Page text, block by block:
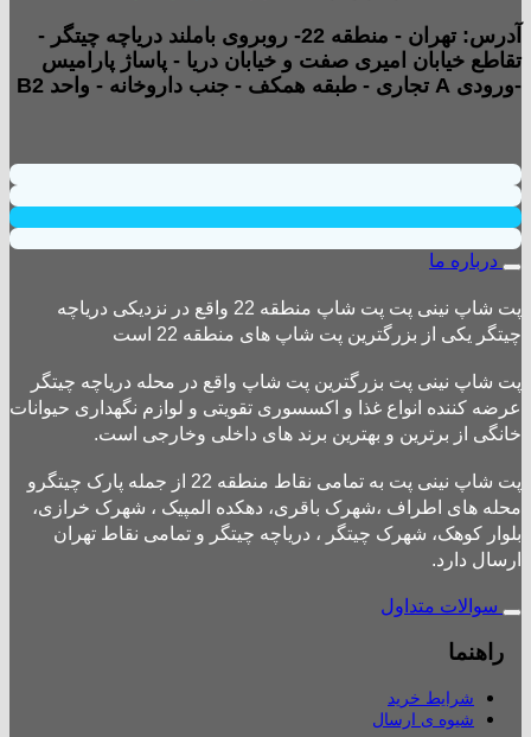
آدرس: تهران - منطقه 22- روبروی باملند دریاچه چیتگر -
تقاطع خیابان امیری صفت و خیابان دریا - پاساژ پارامیس
-ورودی A تجاری - طبقه همکف - جنب داروخانه - واحد B2
درباره ما
پت شاپ نینی پت پت شاپ منطقه 22 واقع در نزدیکی دریاچه
چیتگر یکی از بزرگترین پت شاپ های منطقه 22 است
پت شاپ نینی پت بزرگترین پت شاپ واقع در محله دریاچه چیتگر
عرضه کننده انواع غذا و اکسسوری تقویتی و لوازم نگهداری حیوانات
خانگی از برترین و بهترین برند های داخلی وخارجی است.
پت شاپ نینی پت به تمامی نقاط منطقه 22 از جمله پارک چیتگرو
محله های اطراف ،شهرک باقری، دهکده المپیک ، شهرک خرازی،
بلوار کوهک، شهرک چیتگر ، دریاچه چیتگر و تمامی نقاط تهران
ارسال دارد.
سوالات متداول
راهنما
شرایط خرید
شیوه ی ارسال